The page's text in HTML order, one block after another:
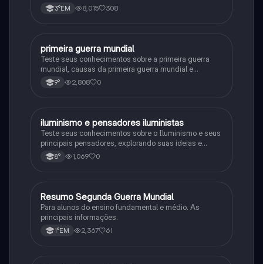
3°EM 8,015 308
História
primeira guerra mundial
Teste seus conhecimentos sobre a primeira guerra
mundial, causas da primeira guerra mundial e
consequências da Primeira Guerra Mundial, fases da
primeira guerra mundial
9° 2,808 0
História
iluminismo e pensadores iluministas
Teste seus conhecimentos sobre o Iluminismo e seus
principais pensadores, explorando suas ideias e
impacto histórico.
8° 1,069 0
História
Resumo Segunda Guerra Mundial
Para alunos do ensino fundamental e médio. As
principais informações.
1°EM 2,367 61